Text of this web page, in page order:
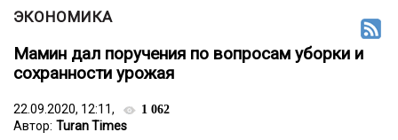
ЭКОНОМИКА
Мамин дал поручения по вопросам уборки и
сохранности урожая
22.09.2020, 12:11, 1 062
Автор: Turan Times